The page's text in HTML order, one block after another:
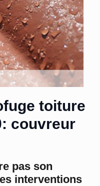
toiture
couvreur
pas son
interventions